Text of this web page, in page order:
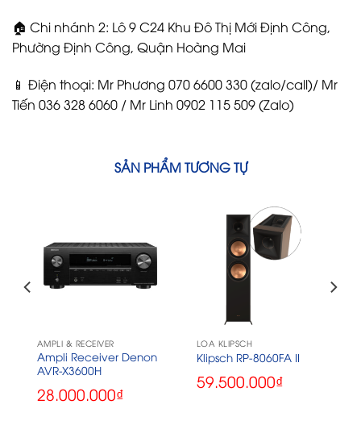
🏠 Chi nhánh 2: Lô 9 C24 Khu Đô Thị Mới Định Công,
Phường Định Công, Quận Hoàng Mai
📱 Điện thoại: Mr Phương 070 6600 330 (zalo/call)/ Mr
Tiến 036 328 6060 / Mr Linh 0902 115 509 (Zalo)
SẢN PHẨM TƯƠNG TỰ
AMPLI & RECEIVER
Ampli Receiver Denon
AVR-X3600H
28.000.000₫
LOA KLIPSCH
Klipsch RP-8060FA II
59.500.000₫